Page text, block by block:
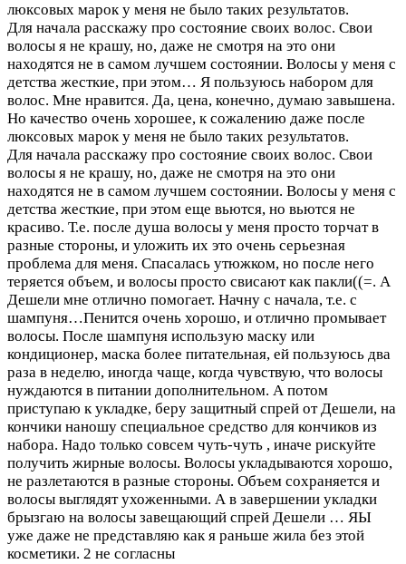
люксовых марок у меня не было таких результатов.
Для начала расскажу про состояние своих волос. Свои
волосы я не крашу, но, даже не смотря на это они
находятся не в самом лучшем состоянии. Волосы у меня с
детства жесткие, при этом… Я пользуюсь набором для
волос. Мне нравится. Да, цена, конечно, думаю завышена.
Но качество очень хорошее, к сожалению даже после
люксовых марок у меня не было таких результатов.
Для начала расскажу про состояние своих волос. Свои
волосы я не крашу, но, даже не смотря на это они
находятся не в самом лучшем состоянии. Волосы у меня с
детства жесткие, при этом еще вьются, но вьются не
красиво. Т.е. после душа волосы у меня просто торчат в
разные стороны, и уложить их это очень серьезная
проблема для меня. Спасалась утюжком, но после него
теряется объем, и волосы просто свисают как пакли((=. А
Дешели мне отлично помогает. Начну с начала, т.е. с
шампуня…Пенится очень хорошо, и отлично промывает
волосы. После шампуня использую маску или
кондиционер, маска более питательная, ей пользуюсь два
раза в неделю, иногда чаще, когда чувствую, что волосы
нуждаются в питании дополнительном. А потом
приступаю к укладке, беру защитный спрей от Дешели, на
кончики наношу специальное средство для кончиков из
набора. Надо только совсем чуть-чуть , иначе рискуйте
получить жирные волосы. Волосы укладываются хорошо,
не разлетаются в разные стороны. Объем сохраняется и
волосы выглядят ухоженными. А в завершении укладки
брызгаю на волосы завещающий спрей Дешели … ЯЫ
уже даже не представляю как я раньше жила без этой
косметики. 2 не согласны